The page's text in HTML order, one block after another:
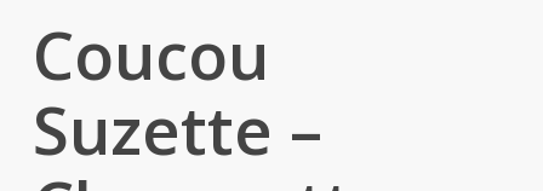
Coucou
Suzette –